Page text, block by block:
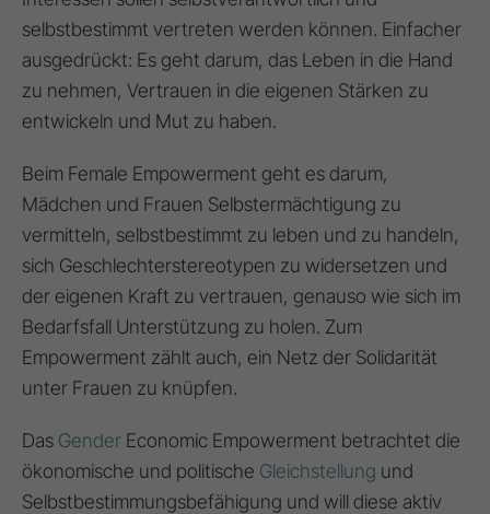
selbstbestimmt vertreten werden können. Einfacher
ausgedrückt: Es geht darum, das Leben in die Hand
zu nehmen, Vertrauen in die eigenen Stärken zu
entwickeln und Mut zu haben.
Beim Female Empowerment geht es darum,
Mädchen und Frauen Selbstermächtigung zu
vermitteln, selbstbestimmt zu leben und zu handeln,
sich Geschlechterstereotypen zu widersetzen und
der eigenen Kraft zu vertrauen, genauso wie sich im
Bedarfsfall Unterstützung zu holen. Zum
Empowerment zählt auch, ein Netz der Solidarität
unter Frauen zu knüpfen.
Das Gender Economic Empowerment betrachtet die
ökonomische und politische Gleichstellung und
Selbstbestimmungsbefähigung und will diese aktiv